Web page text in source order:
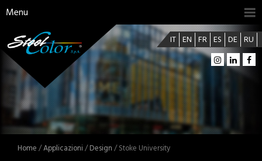
Menu
IT EN FR ES DE RU
Home /Applicazioni /Design / Stoke University